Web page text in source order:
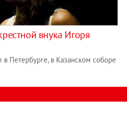
внука Игоря
Петербурге, в Казанском соборе